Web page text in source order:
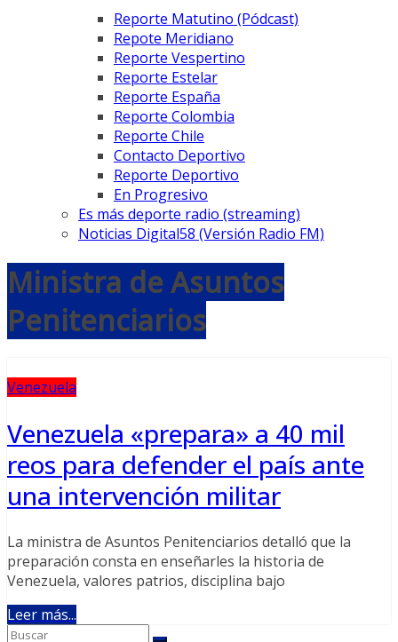
Reporte Matutino (Pódcast)
Repote Meridiano
Reporte Vespertino
Reporte Estelar
Reporte España
Reporte Colombia
Reporte Chile
Contacto Deportivo
Reporte Deportivo
En Progresivo
Es más deporte radio (streaming)
Noticias Digital58 (Versión Radio FM)
Ministra de Asuntos
Penitenciarios
Venezuela
Venezuela «prepara» a 40 mil
reos para defender el país ante
una intervención militar
La ministra de Asuntos Penitenciarios detalló que la
preparación consta en enseñarles la historia de
Venezuela, valores patrios, disciplina bajo
Leer más...